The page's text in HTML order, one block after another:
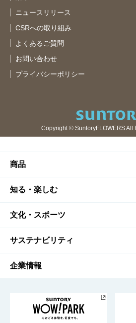
ニュースリリース
CSRへの取り組み
よくあるご質問
お問い合わせ
プライバシーポリシー
Copyright © SuntoryFLOWERS All
商品
商品TOP
商品一覧
商品発売情報
栄養成分一覧
知る・楽しむ
知る・楽しむTOP
キャンペーン
工場見学
地域情報
文化・スポーツ
文化・スポーツTOP
サントリーホール
サントリーサンバーズ大阪
サステナビリティ
サステナビリティTOP
サントリーが考えるサステナビ
企業情報
企業概要